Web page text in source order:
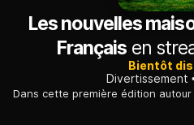
Les nouvelles
Français en
Bientôt
Divertissement